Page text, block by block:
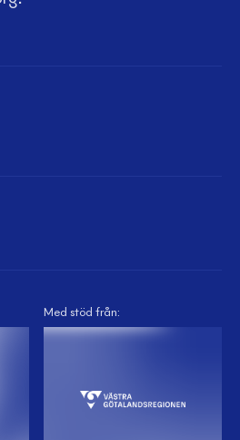
Med stöd från: